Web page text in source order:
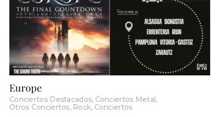
Europe
Conciertos Destacados, Conciertos Metal,
Otros Conciertos, Rock, Conciertos